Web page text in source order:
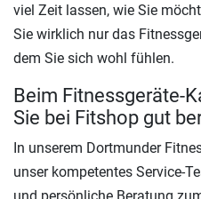
viel Zeit lassen, wie Sie
Sie wirklich nur das
dem Sie sich wohl fühlen.
Beim Fitnessgeräte-
Sie bei Fitshop gut
In unserem Dortmunder
unser kompetentes Service-
und persönliche Beratung